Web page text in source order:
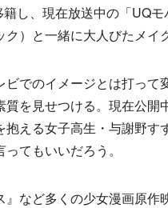
籍し、現在放送中の「UQ
）と一緒に大人びたメイ
でのイメージとは打って
を見せつける。現在公
抱える女子高生・与謝野
てもいいだろう。
など多くの少女漫画原作